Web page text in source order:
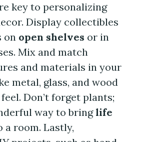
key to personalizing
Display collectibles
on open shelves or in
Mix and match
and materials in your
metal, glass, and wood
Don’t forget plants;
way to bringlife
a room. Lastly,